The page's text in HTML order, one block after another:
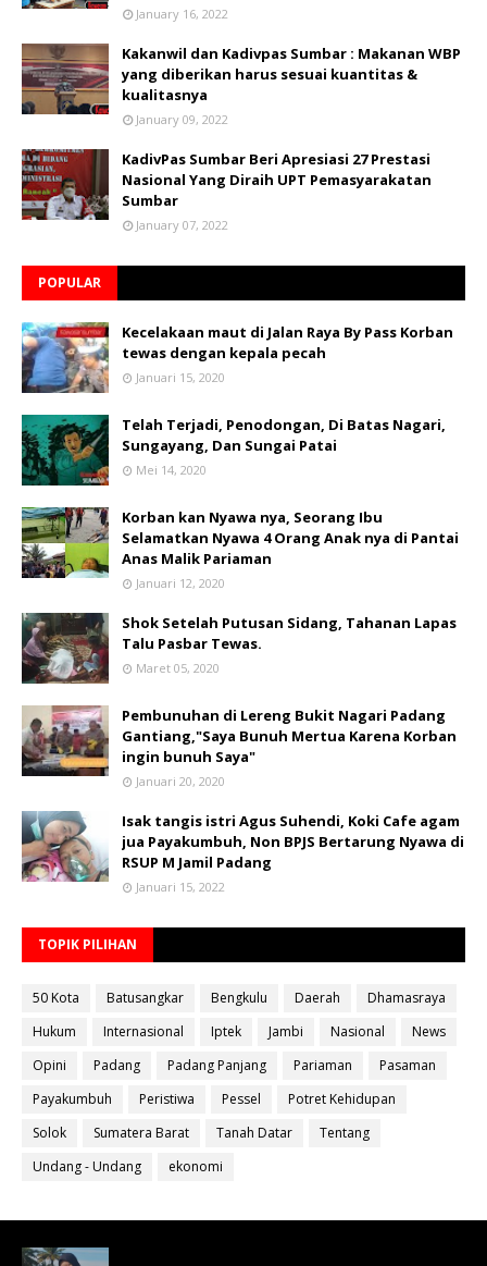
January 16, 2022
Kakanwil dan Kadivpas Sumbar : Makanan WBP
yang diberikan harus sesuai kuantitas &
kualitasnya
January 09, 2022
KadivPas Sumbar Beri Apresiasi 27 Prestasi
Nasional Yang Diraih UPT Pemasyarakatan
Sumbar
January 07, 2022
POPULAR
Kecelakaan maut di Jalan Raya By Pass Korban
tewas dengan kepala pecah
Januari 15, 2020
Telah Terjadi, Penodongan, Di Batas Nagari,
Sungayang, Dan Sungai Patai
Mei 14, 2020
Korban kan Nyawa nya, Seorang Ibu
Selamatkan Nyawa 4 Orang Anak nya di Pantai
Anas Malik Pariaman
Januari 12, 2020
Shok Setelah Putusan Sidang, Tahanan Lapas
Talu Pasbar Tewas.
Maret 05, 2020
Pembunuhan di Lereng Bukit Nagari Padang
Gantiang,"Saya Bunuh Mertua Karena Korban
ingin bunuh Saya"
Januari 20, 2020
Isak tangis istri Agus Suhendi, Koki Cafe agam
jua Payakumbuh, Non BPJS Bertarung Nyawa di
RSUP M Jamil Padang
Januari 15, 2022
TOPIK PILIHAN
50 Kota Batusangkar Bengkulu Daerah
Dhamasraya
Hukum
Internasional Iptek Jambi Nasional
News
Opini
Padang Padang Panjang Pariaman
Pasaman
Payakumbuh
Peristiwa Pessel
Potret Kehidupan
Solok
Sumatera Barat Tanah Datar
Tentang
Undang - Undang
ekonomi